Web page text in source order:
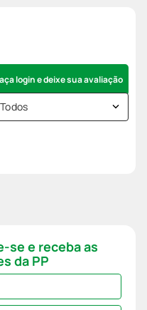
login e deixe sua avaliação
Todos
se e receba as
da PP